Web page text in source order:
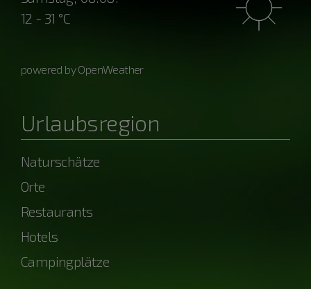
12 - 31 °C
powered by OpenWeather
Urlaubsregion
Naturschätze
Orte
Restaurants
Hotels
Campingplätze